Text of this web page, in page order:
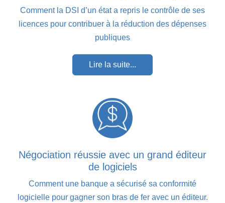
Comment la DSI d’un état a repris le contrôle de ses
licences pour contribuer à la réduction des dépenses
publiques
Lire la suite...
Négociation réussie avec un grand éditeur
de logiciels
Comment une banque a sécurisé sa conformité
logicielle pour gagner son bras de fer avec un éditeur.